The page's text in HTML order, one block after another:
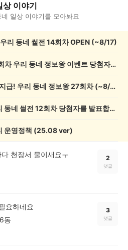
상이야기
네 일상 이야기를 모아봐요
리 동네 썰전 14회차 OPEN (~8/17)
💰[당첨자 발표] 26회차 우리 동네 정보왕 이벤트 당첨자를 발표합니다!
💸 전원 2,000캐시 지급! 우리 동네 정보왕 27회차 (~8/10)
💰[당첨자 발표] 우리 동네 썰전 12회차 당첨자를 발표합니다!
운영정책 (25.08 ver)
천장서 물이새요ㅜ 2
댓글
요하네요
동
3
댓글